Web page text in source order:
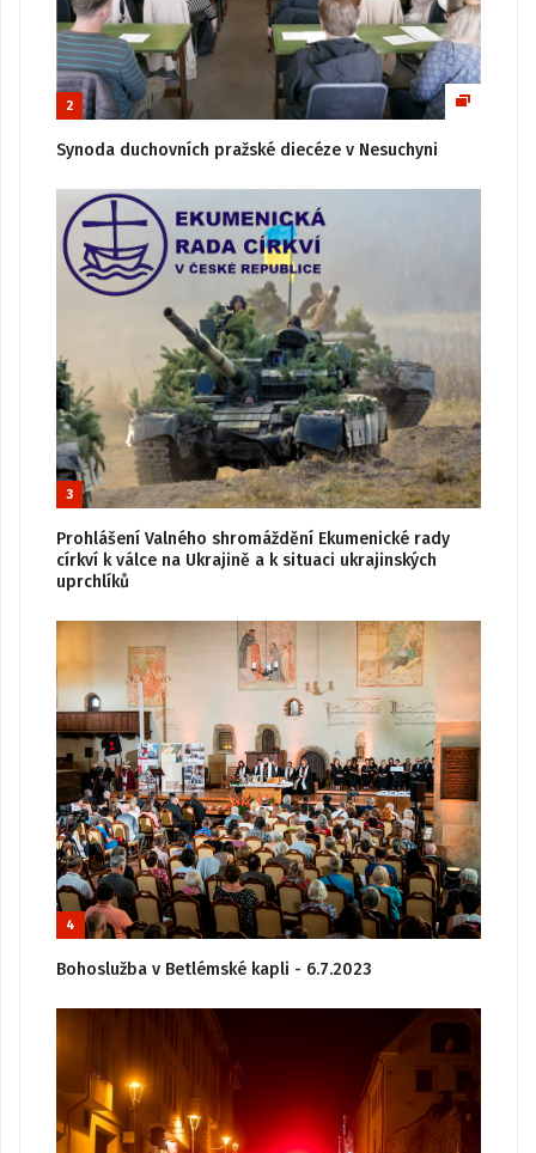
2
Synoda duchovních pražské diecéze v Nesuchyni
3
Prohlášení Valného shromáždění Ekumenické rady
církví k válce na Ukrajině a k situaci ukrajinských
uprchlíků
4
Bohoslužba v Betlémské kapli - 6.7.2023